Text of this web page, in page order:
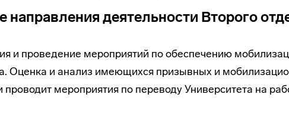
направления деятельности Второго
и проведение мероприятий по обеспечению
Оценка и анализ имеющихся призывных и
мероприятия по переводу Университета на